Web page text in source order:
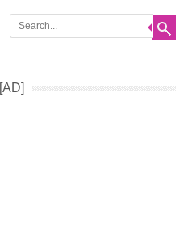
Search
[AD]